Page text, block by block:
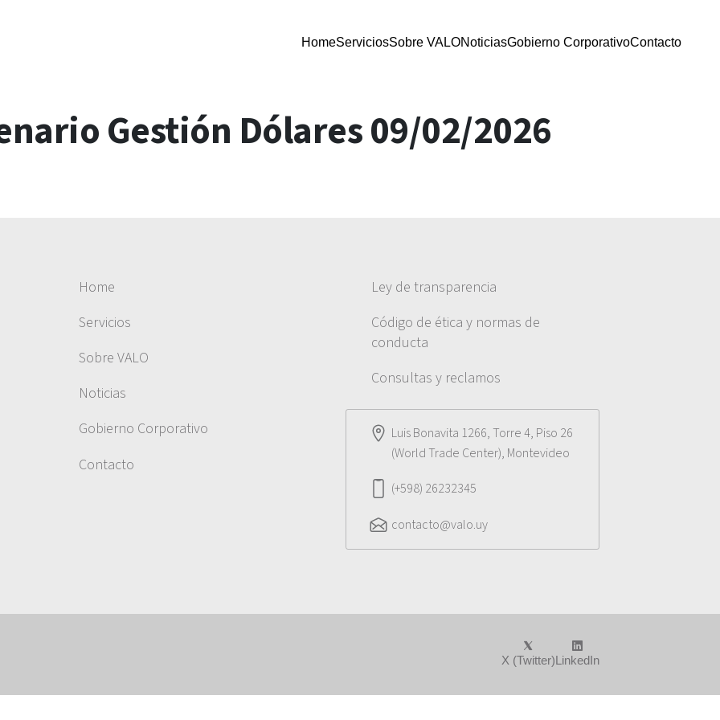
HomeServiciosSobre VALONoticiasGobierno CorporativoContacto
Gestión Dólares 09/02/2026
Home
Servicios
Sobre VALO
Noticias
Gobierno Corporativo
Contacto
Ley de transparencia
Código de ética y normas de
conducta
Consultas y reclamos
Luis Bonavita 1266, Torre 4, Piso 26
(World Trade Center), Montevideo
(+598) 26232345
contacto@valo.uy
X (Twitter)LinkedIn